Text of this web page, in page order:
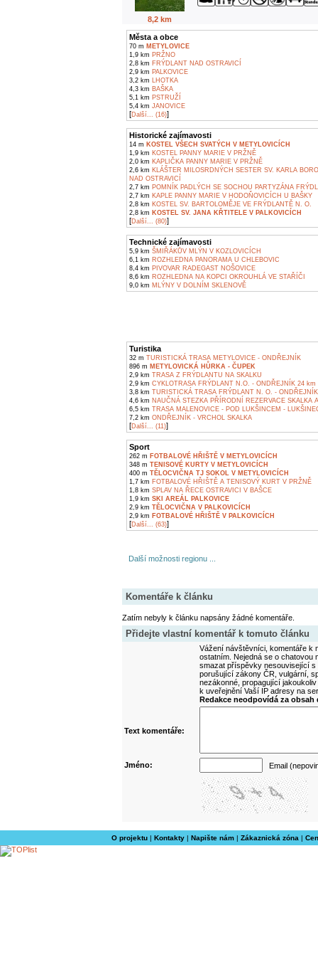
8,2 km
Města a obce
70 m METYLOVICE
1,9 km PRŽNO
2,8 km FRÝDLANT NAD OSTRAVICÍ
2,9 km PALKOVICE
3,2 km LHOTKA
4,3 km BAŠKA
5,1 km PSTRUŽÍ
5,4 km JANOVICE
[Další... (16)]
Historické zajímavosti
14 m KOSTEL VŠECH SVATÝCH V METYLOVICÍCH
1,9 km KOSTEL PANNY MARIE V PRŽNĚ
2,0 km KAPLIČKA PANNY MARIE V PRŽNĚ
2,6 km KLÁŠTER MILOSRDNÝCH SESTER SV. KARLA
NAD OSTRAVICÍ
2,7 km POMNÍK PADLÝCH SE SOCHOU PARTYZÁNA
2,7 km KAPLE PANNY MARIE V HODOŇOVICÍCH U BAŠKY
2,8 km KOSTEL SV. BARTOLOMĚJE VE FRÝDLANTĚ N. O.
2,8 km KOSTEL SV. JANA KŘTITELE V PALKOVICÍCH
[Další... (80)]
Technické zajímavosti
5,9 km ŠMIŘÁKŮV MLÝN V KOZLOVICÍCH
6,1 km ROZHLEDNA PANORAMA U CHLEBOVIC
8,4 km PIVOVAR RADEGAST NOŠOVICE
8,6 km ROZHLEDNA NA KOPCI OKROUHLÁ VE STAŘÍČI
9,0 km MLÝNY V DOLNÍM SKLENOVĚ
Turistika
32 m TURISTICKÁ TRASA METYLOVICE - ONDŘEJNÍK
896 m METYLOVICKÁ HŮRKA - ČUPEK
2,9 km TRASA Z FRÝDLANTU NA SKALKU
2,9 km CYKLOTRASA FRÝDLANT N.O. - ONDŘEJNÍK 24 km
3,8 km TURISTICKÁ TRASA FRÝDLANT N. O. - ONDŘEJNÍK
4,6 km NAUČNÁ STEZKA PŘÍRODNÍ REZERVACE SKALKA
6,5 km TRASA MALENOVICE - POD LUKŠINCEM -
7,2 km ONDŘEJNÍK - VRCHOL SKALKA
[Další... (11)]
Sport
262 m FOTBALOVÉ HŘIŠTĚ V METYLOVICÍCH
348 m TENISOVÉ KURTY V METYLOVICÍCH
400 m TĚLOCVIČNA TJ SOKOL V METYLOVICÍCH
1,7 km FOTBALOVÉ HŘIŠTĚ A TENISOVÝ KURT V PRŽNĚ
1,8 km SPLAV NA ŘECE OSTRAVICI V BAŠCE
1,9 km SKI AREÁL PALKOVICE
2,9 km TĚLOCVIČNA V PALKOVICÍCH
2,9 km FOTBALOVÉ HŘIŠTĚ V PALKOVICÍCH
[Další... (63)]
Další možnosti regionu ...
Komentáře k článku
Zatím nebyly k článku napsány žádné komentáře.
Přidejte vlastní komentář k tomuto článku
Vážení návštěvníci, komentáře k
ostatním. Nejedná se o
smazat příspěvky nesouvisející
porušující zákony ČR, vulgární,
nezákonné, propagující
k uveřejnění Vaší IP adresy na
Redakce neodpovídá za
Text komentáře:
Jméno: Email
O projektu| Kontakty| Napište nám| Zákaznická zóna |